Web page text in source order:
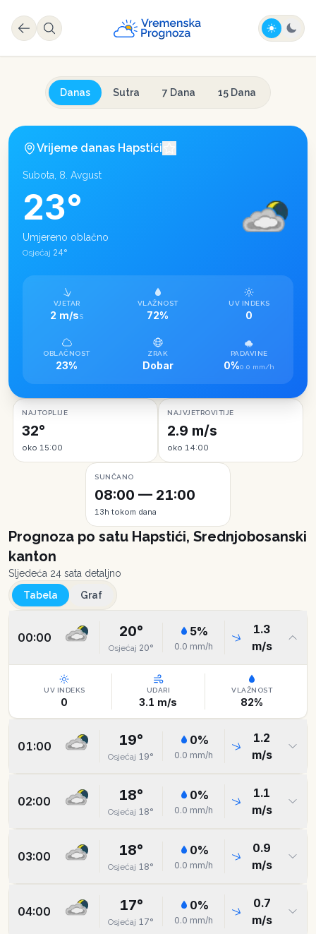
Danas Sutra 7 Dana 15 Dana
Vrijeme danas Hapstići
Subota, 8. Avgust
23°
Umjereno oblačno
Osjećaj 24°
VJETAR
2 m/sS
VLAŽNOST
72%
UV INDEKS
0
OBLAČNOST
23%
ZRAK
Dobar
PADAVINE
0%0.0 mm/h
NAJTOPLIJE
32°
oko 15:00
NAJVJETROVITIJE
2.9 m/s
oko 14:00
SUNČANO
08:00 — 21:00
13h tokom dana
Prognoza po satu Hapstići, Srednjobosanski
kanton
Sljedeća 24 sata detaljno
Tabela
Graf
00:00 20°
Osjećaj 20°
5%
0.0 mm/h
1.3
m/s
UV INDEKS
0
UDARI
3.1 m/s
VLAŽNOST
82%
01:00 19°
Osjećaj 19°
0%
0.0 mm/h
1.2
m/s
02:00 18°
Osjećaj 18°
0%
0.0 mm/h
1.1
m/s
03:00 18°
Osjećaj 18°
0%
0.0 mm/h
0.9
m/s
04:00 17°
Osjećaj 17°
0%
0.0 mm/h
0.7
m/s